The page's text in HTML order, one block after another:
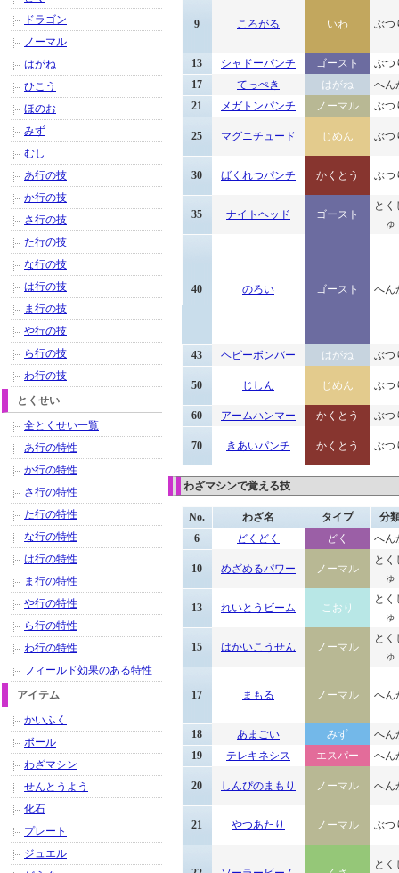
9 ころがる いわ ぶつ
13 シャドーパンチ ゴースト
ぶつ
17
てっぺき はがね
へん
21
メガトンパンチ ノーマル ぶつ
25 マグニチュード じめん ぶつ
30 ばくれつパンチ かくとう ぶつ
35 ナイトヘッド ゴースト
とく
ゅ
40 のろい ゴースト へん
43 ヘビーボンバー はがね ぶつ
50 じしん じめん ぶつ
60 アームハンマー かくとう ぶつ
70 きあいパンチ かくとう ぶつ
わざマシンで覚える技
No. わざ名 タイプ
分
6
どくどく どく へん
10 めざめるパワー ノーマル
とく
ゅ
13 れいとうビーム こおり
とく
ゅ
15 はかいこうせん ノーマル
とく
ゅ
17 まもる ノーマル へん
18 あまごい みず
へん
19
テレキネシス エスパー へん
20 しんぴのまもり ノーマル へん
21 やつあたり ノーマル ぶつ
とく
ドラゴン
ノーマル
はがね
ひこう
ほのお
みず
むし
あ行の技
か行の技
さ行の技
た行の技
な行の技
は行の技
ま行の技
や行の技
ら行の技
わ行の技
とくせい
全とくせい一覧
あ行の特性
か行の特性
さ行の特性
た行の特性
な行の特性
は行の特性
ま行の特性
や行の特性
ら行の特性
わ行の特性
フィールド効果のある特性
アイテム
かいふく
ボール
わざマシン
せんとうよう
化石
プレート
ジュエル